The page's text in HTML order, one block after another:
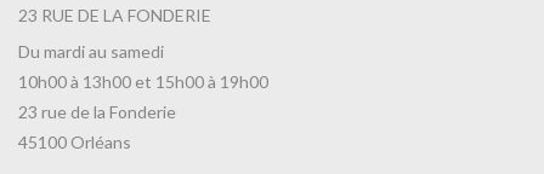
23 RUE DE LA FONDERIE
Du mardi au samedi
10h00 à 13h00 et 15h00 à 19h00
23 rue de la Fonderie
45100 Orléans